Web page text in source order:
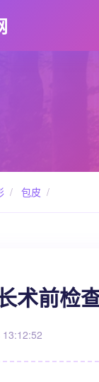
/ 包皮 /
术前检